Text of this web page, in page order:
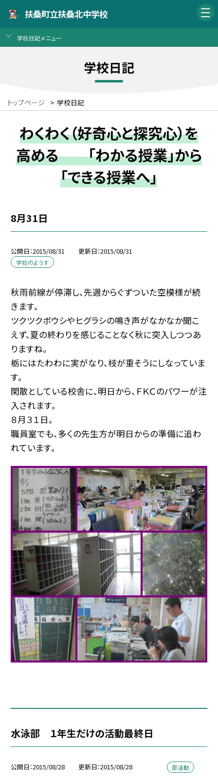
扶桑町立扶桑北中学校
学校日記メニュー
学校日記
トップページ > 学校日記
わくわく（好奇心と探究心）を
高める 「わかる授業」から
「できる授業へ」
8月31日
公開日 2015/08/31 更新日 2015/08/31
学校のようす
秋雨前線が停滞し、先週からぐずついた空模様が続
きます。
ツクツクボウシやヒグラシの鳴き声がなかなか聞こ
えず、夏の終わりを感じることなく秋に突入しつつあ
りますね。
栃にはたわわに実がなり、枝が重そうにしなっていま
す。
閑散としている校舎に、明日から、ＦＫＣのパワーが注
入されます。
８月３１日。
職員室でも、多くの先生方が明日からの準備に追わ
れています。
水泳部 １年生だけの活動最終日
公開日 2015/08/28 更新日 2015/08/28 部活動